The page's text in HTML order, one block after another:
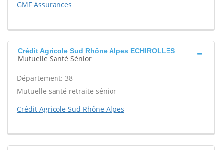
GMF Assurances
Crédit Agricole Sud Rhône Alpes ECHIROLLES
Mutuelle Santé Sénior
Département: 38
Mutuelle santé retraite sénior
Crédit Agricole Sud Rhône Alpes